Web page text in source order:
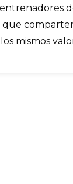
mismos